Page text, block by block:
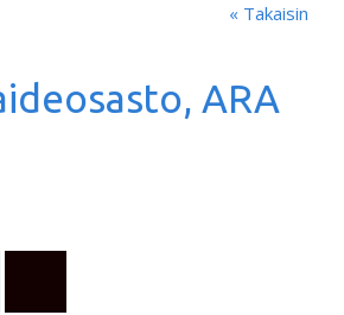
« Takaisin
ARA